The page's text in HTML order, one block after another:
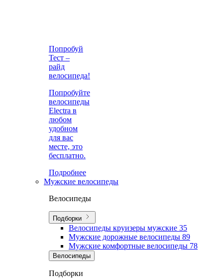
Попробуй
Тест –
райд
велосипеда!
Попробуйте
велосипеды
Electra в
любом
удобном
для вас
месте, это
бесплатно.
Подробнее
Мужские велосипеды
Велосипеды
Подборки
Велосипеды круизеры мужские 35
Мужские дорожные велосипеды 89
Мужские комфортные велосипеды 78
Велосипеды
Подборки